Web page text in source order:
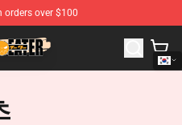
orders over $100
Eater Merchandise Shop